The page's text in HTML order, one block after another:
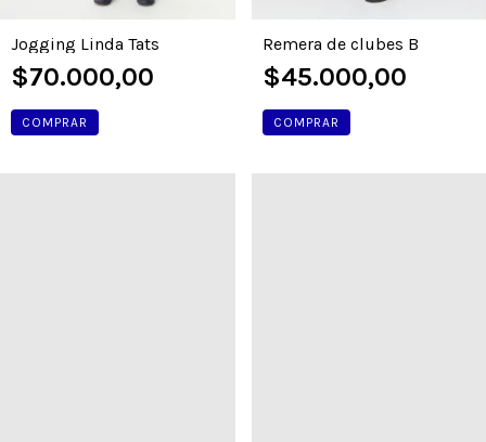
Jogging Linda Tats
$70.000,00
COMPRAR
Remera de clubes B
$45.000,00
COMPRAR